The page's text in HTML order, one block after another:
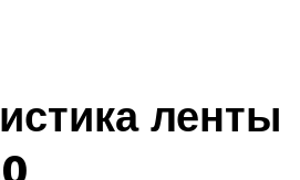
ленты